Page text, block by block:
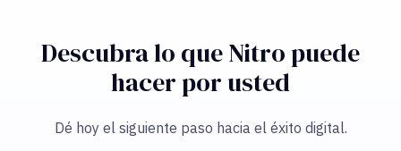
Descubra lo que Nitro puede
hacer por usted
Dé hoy el siguiente paso hacia el éxito digital.